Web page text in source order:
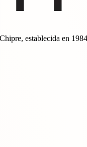
establecida en